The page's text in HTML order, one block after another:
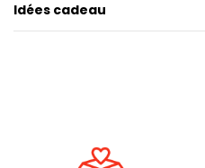
Idées cadeau